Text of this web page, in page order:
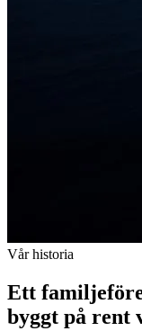
Vår historia
Ett
byggt på rent